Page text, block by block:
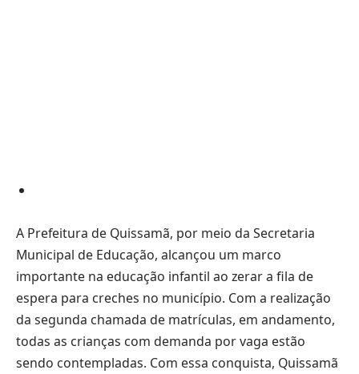
A Prefeitura de Quissamã, por meio da Secretaria
Municipal de Educação, alcançou um marco
importante na educação infantil ao zerar a fila de
espera para creches no município. Com a realização
da segunda chamada de matrículas, em andamento,
todas as crianças com demanda por vaga estão
sendo contempladas. Com essa conquista, Quissamã